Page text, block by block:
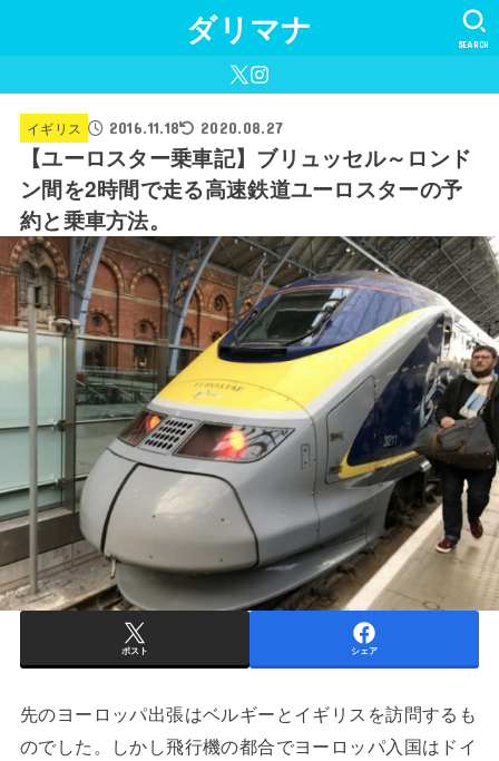
ダリマナ SEARCH
イギリス 2016.11.18 2020.08.27
【ユーロスター乗車記】ブリュッセル～ロンド
ン間を2時間で走る高速鉄道ユーロスターの予
約と乗車方法。
ポスト シェア
先のヨーロッパ出張はベルギーとイギリスを訪問するも
のでした。しかし飛行機の都合でヨーロッパ入国はドイ